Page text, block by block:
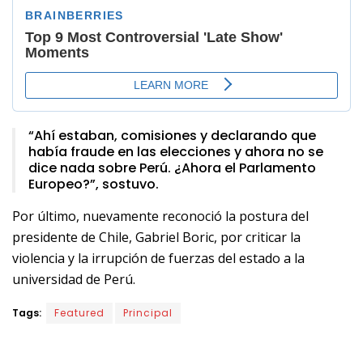
“Ahí estaban, comisiones y declarando que
había fraude en las elecciones y ahora no se
dice nada sobre Perú. ¿Ahora el Parlamento
Europeo?”, sostuvo.
Por último, nuevamente reconoció la postura del
presidente de Chile, Gabriel Boric, por criticar la
violencia y la irrupción de fuerzas del estado a la
universidad de Perú.
Tags: Featured Principal